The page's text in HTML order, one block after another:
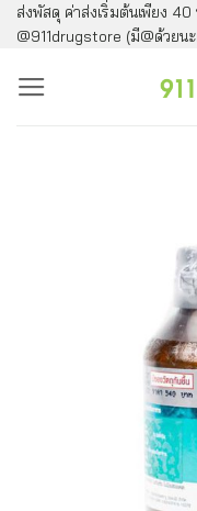
ข้าม
ไป
ยัง
ส่งพัสดุ ค่าส่งเริ่มต้นเพียง 40
@911drugstore (มี@ด้วยน